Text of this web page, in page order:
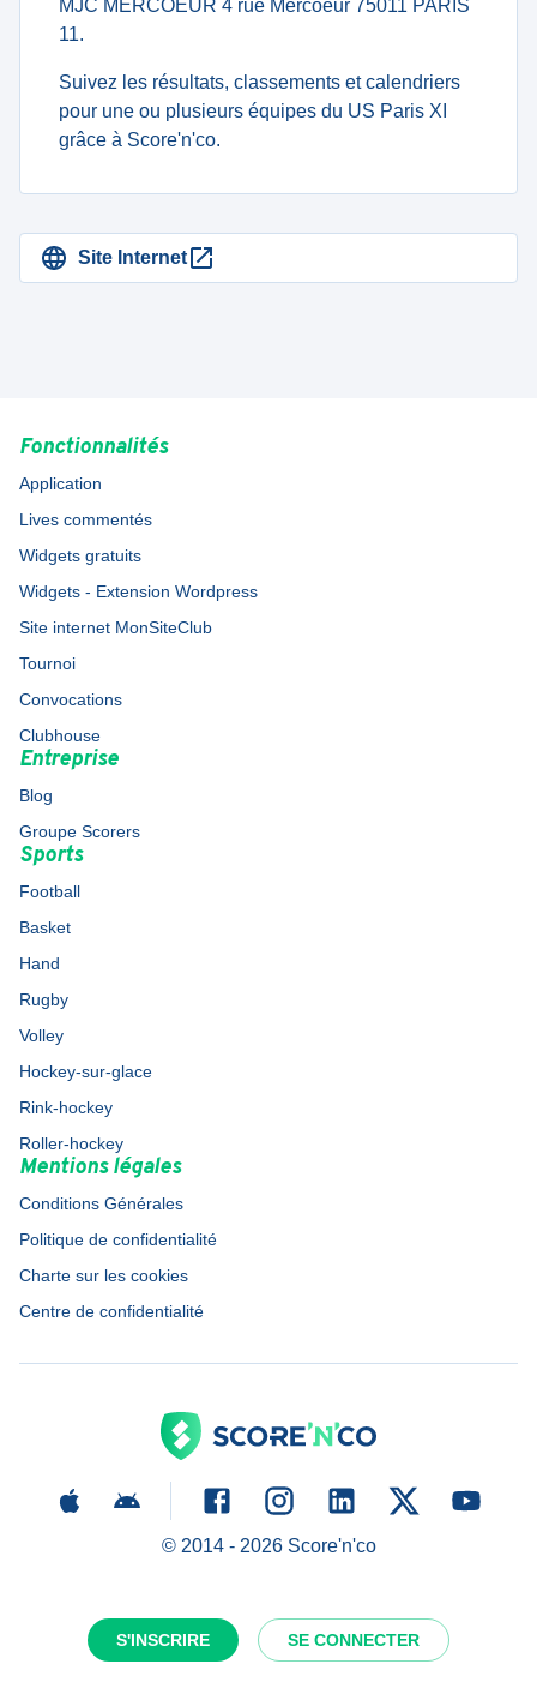
S'INSCRIRE SE CONNECTER
MJC MERCOEUR 4 rue Mercoeur 75011 PARIS
11.
Suivez les résultats, classements et calendriers
pour une ou plusieurs équipes du US Paris XI
grâce à Score'n'co.
Site Internet
Fonctionnalités
Application
Lives commentés
Widgets gratuits
Widgets - Extension Wordpress
Site internet MonSiteClub
Tournoi
Convocations
Clubhouse
Entreprise
Blog
Groupe Scorers
Sports
Football
Basket
Hand
Rugby
Volley
Hockey-sur-glace
Rink-hockey
Roller-hockey
Mentions légales
Conditions Générales
Politique de confidentialité
Charte sur les cookies
Centre de confidentialité
© 2014 - 2026Score'n'co